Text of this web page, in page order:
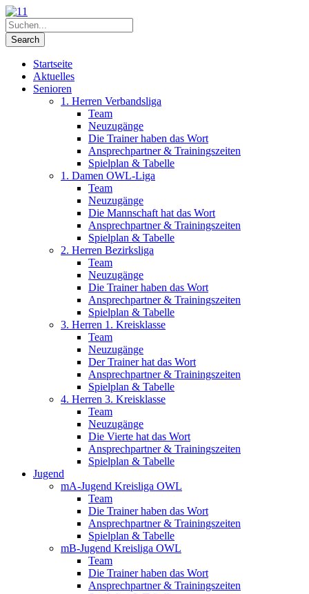
Startseite
Aktuelles
Senioren
1. Herren Verbandsliga
Team
Neuzugänge
Die Trainer haben das Wort
Ansprechpartner & Trainingszeiten
Spielplan & Tabelle
1. Damen OWL-Liga
Team
Neuzugänge
Die Mannschaft hat das Wort
Ansprechpartner & Trainingszeiten
Spielplan & Tabelle
2. Herren Bezirksliga
Team
Neuzugänge
Die Trainer haben das Wort
Ansprechpartner & Trainingszeiten
Spielplan & Tabelle
3. Herren 1. Kreisklasse
Team
Neuzugänge
Der Trainer hat das Wort
Ansprechpartner & Trainingszeiten
Spielplan & Tabelle
4. Herren 3. Kreisklasse
Team
Neuzugänge
Die Vierte hat das Wort
Ansprechpartner & Trainingszeiten
Spielplan & Tabelle
Jugend
mA-Jugend Kreisliga OWL
Team
Die Trainer haben das Wort
Ansprechpartner & Trainingszeiten
Spielplan & Tabelle
mB-Jugend Kreisliga OWL
Team
Die Trainer haben das Wort
Ansprechpartner & Trainingszeiten